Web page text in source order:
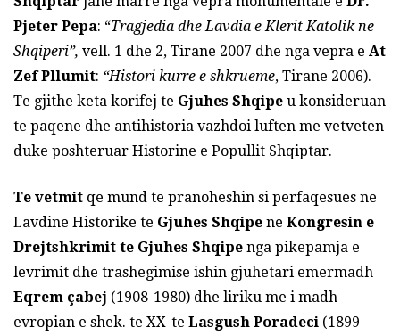
Pjeter Pepa: “Tragjedia dhe Lavdia e Klerit Katolik ne
Shqiperi”, vell. 1 dhe 2, Tirane 2007 dhe nga vepra e At
Zef Pllumit: “Histori kurre e shkrueme, Tirane 2006).
Te gjithe keta korifej te Gjuhes Shqipe u konsideruan
te paqene dhe antihistoria vazhdoi luften me vetveten
duke poshteruar Historine e Popullit Shqiptar.
Te vetmit qe mund te pranoheshin si perfaqesues ne
Lavdine Historike te Gjuhes Shqipe ne Kongresin e
Drejtshkrimit te Gjuhes Shqipe nga pikepamja e
levrimit dhe trashegimise ishin gjuhetari emermadh
Eqrem çabej (1908-1980) dhe liriku me i madh
evropian e shek. te XX-te Lasgush Poradeci (1899-